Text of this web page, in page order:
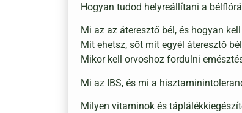
Hogyan tudod helyreállítani a
Mi az az áteresztő bél, és hogyan
Mit ehetsz, sőt mit egyél áteresztő
Mikor kell orvoshoz fordulni
Mi az IBS, és mi a
Milyen vitaminok és